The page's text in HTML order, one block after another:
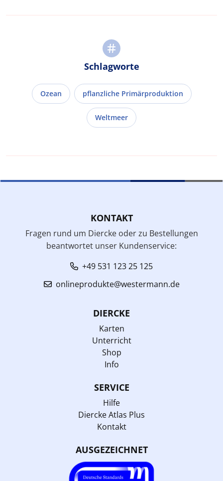
Schlagworte
Ozean pflanzliche Primärproduktion
Weltmeer
KONTAKT
Fragen rund um Diercke oder zu Bestellungen
beantwortet unser Kundenservice:
+49 531 123 25 125
onlineprodukte@westermann.de
DIERCKE
Karten
Unterricht
Shop
Info
SERVICE
Hilfe
Diercke Atlas Plus
Kontakt
AUSGEZEICHNET